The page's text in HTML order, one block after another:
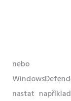
nebo
nastat